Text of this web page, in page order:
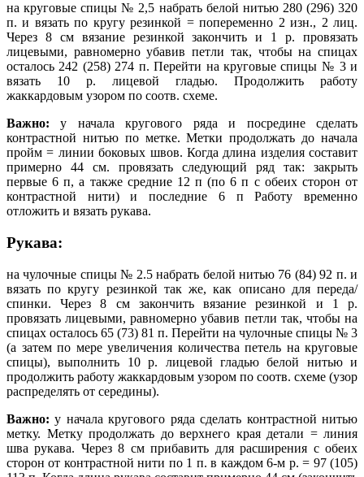
на круговые спицы № 2,5 набрать белой нитью 280 (296) 320
п. и вязать по кругу резинкой = попеременно 2 изн., 2 лиц.
Через 8 см вязание резинкой закончить и 1 р. провязать
лицевыми, равномерно убавив петли так, чтобы на спицах
осталось 242 (258) 274 п. Перейти на круговые спицы № 3 и
вязать 10 р. лицевой гладью. Продолжить работу
жаккардовым узором по соотв. схеме.
Важно: у начала кругового ряда и посредине сделать
контрастной нитью по метке. Метки продолжать до начала
пройм = линии боковых швов. Когда длина изделия составит
примерно 44 см. провязать следующий ряд так: закрыть
первые 6 п, а также средние 12 п (по 6 п с обеих сторон от
контрастной нити) и последние 6 п Работу временно
отложить и вязать рукава.
Рукава:
на чулочные спицы № 2.5 набрать белой нитью 76 (84) 92 п. и
вязать по кругу резинкой так же, как описано для переда/
спинки. Через 8 см закончить вязание резинкой и 1 р.
провязать лицевыми, равномерно убавив петли так, чтобы на
спицах осталось 65 (73) 81 п. Перейти на чулочные спицы № 3
(а затем по мере увеличения количества петель на круговые
спицы), выполнить 10 р. лицевой гладью белой нитью и
продолжить работу жаккардовым узором по соотв. схеме (узор
распределять от середины).
Важно: у начала кругового ряда сделать контрастной нитью
метку. Метку продолжать до верхнего края детали = линия
шва рукава. Через 8 см прибавить для расширения с обеих
сторон от контрастной нити по 1 п. в каждом 6-м р. = 97 (105)